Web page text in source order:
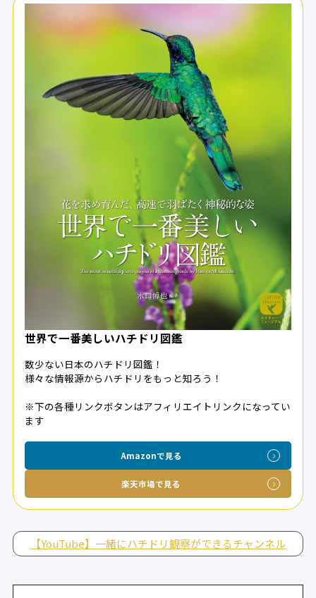
世界で一番美しいハチドリ図鑑
数少ない日本のハチドリ図鑑！
様々な情報源からハチドリをもっと知ろう！
※下の各種リンクボタンはアフィリエイトリンクになってい
ます
Amazonで見る
楽天市場で見る
【YouTube】一緒にハチドリ観察ができるチャンネル